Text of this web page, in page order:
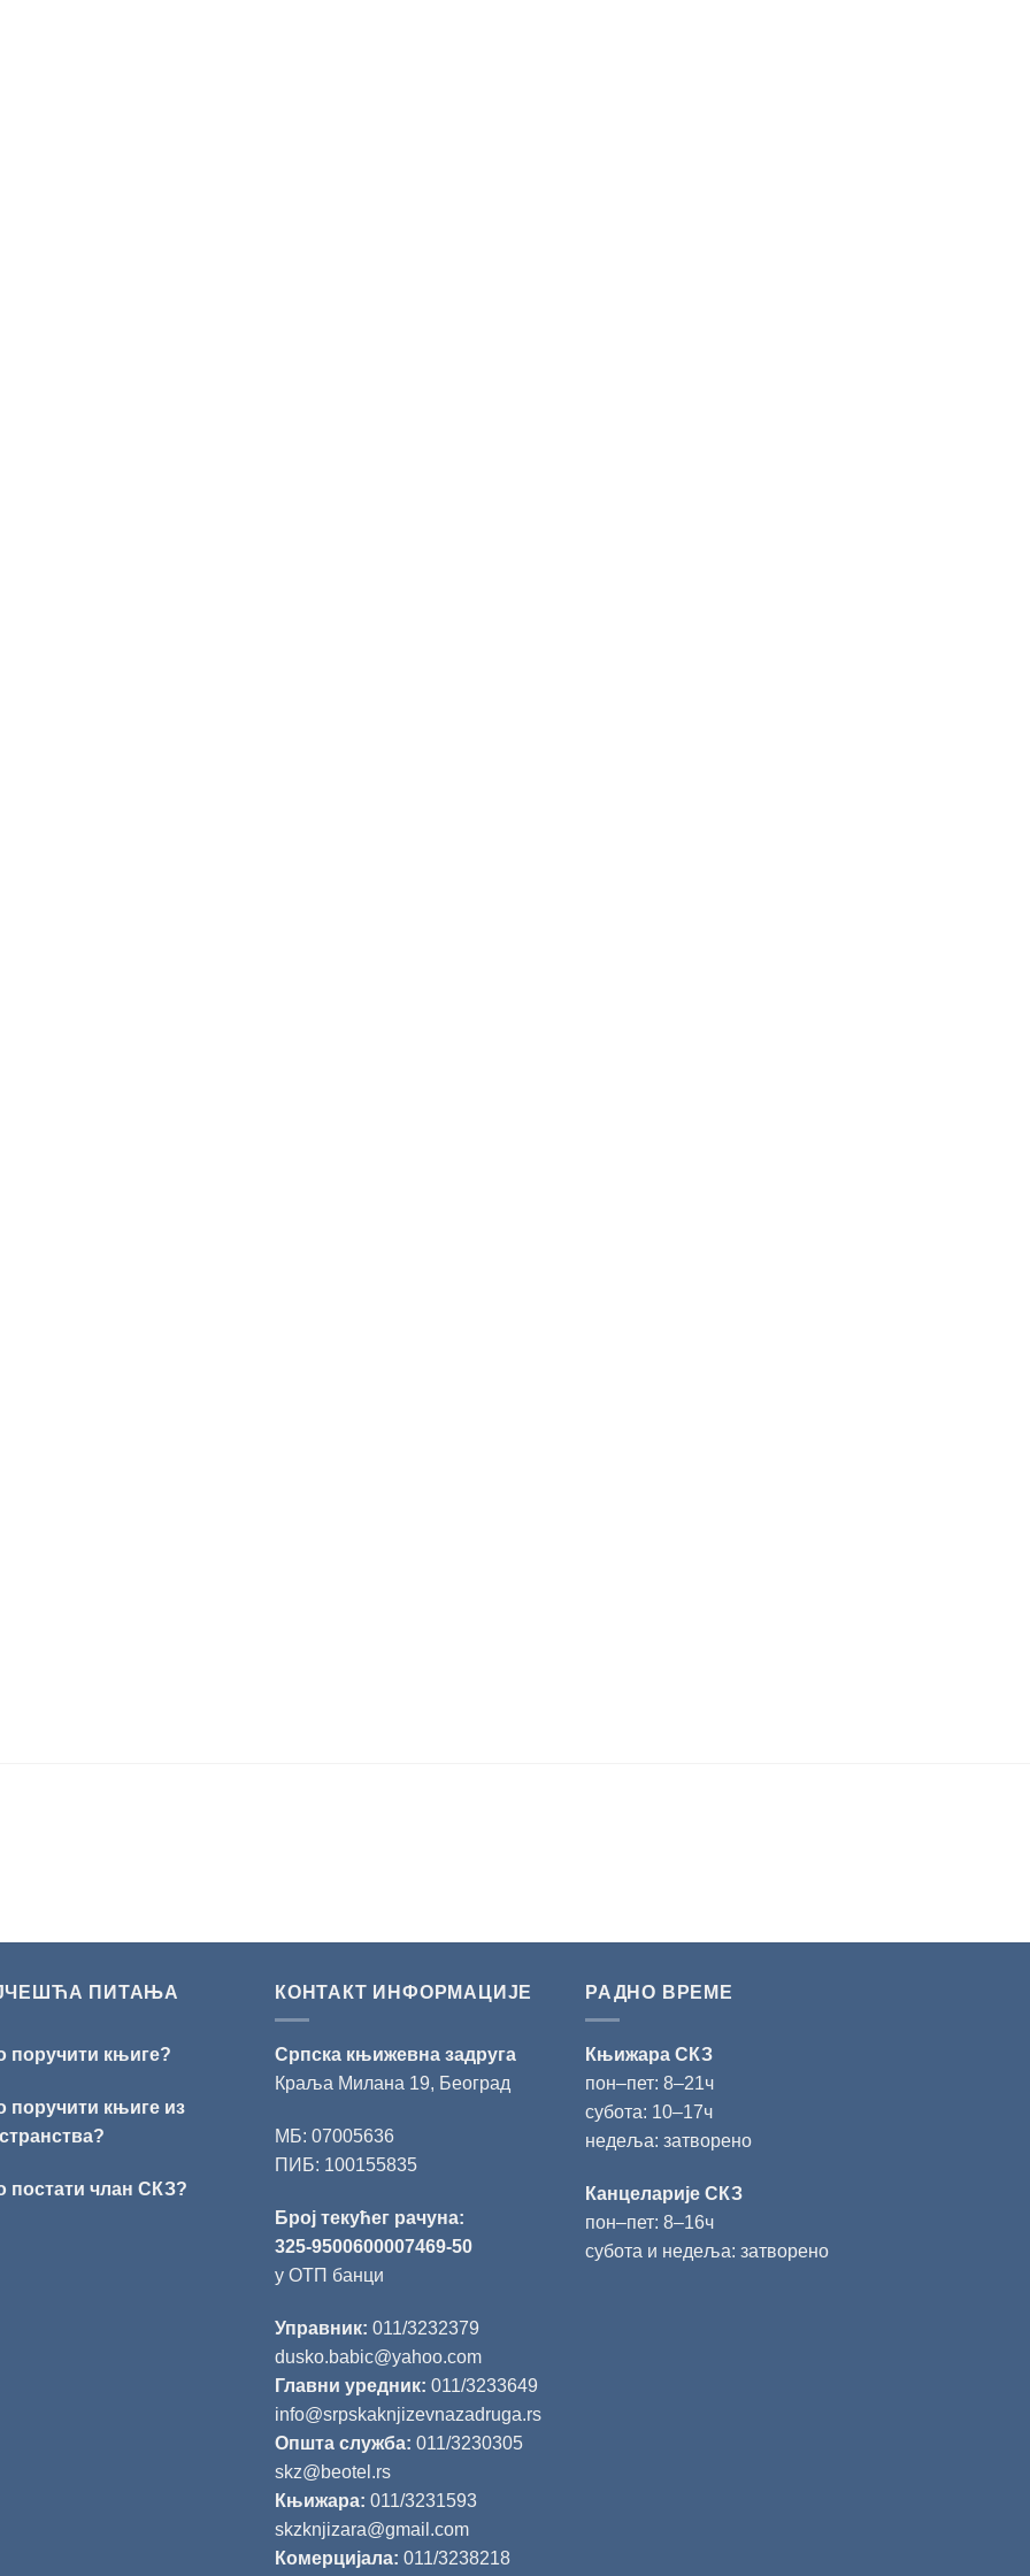
ПИТАЊА
поручити књиге?
поручити књиге из
постати члан СКЗ?
КОНТАКТ ИНФОРМАЦИЈЕ
Српска књижевна задруга
Краља Милана 19, Београд
МБ: 07005636
ПИБ: 100155835
Број текућег рачуна:
325-9500600007469-50
у ОТП банци
Управник: 011/3232379
dusko.babic@yahoo.com
Главни уредник: 011/3233649
info@srpskaknjizevnazadruga.rs
Општа служба: 011/3230305
skz@beotel.rs
Књижара: 011/3231593
skzknjizara@gmail.com
Комерцијала: 011/3238218
РАДНО ВРЕМЕ
Књижара СКЗ
пон‒пет: 8‒21ч
субота: 10‒17ч
недеља: затворено
Канцеларије СКЗ
пон‒пет: 8‒16ч
субота и недеља: затворено